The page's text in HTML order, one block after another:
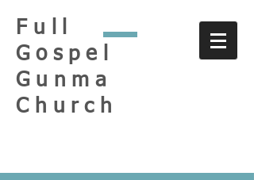
Full
Gospel
Gunma
Church